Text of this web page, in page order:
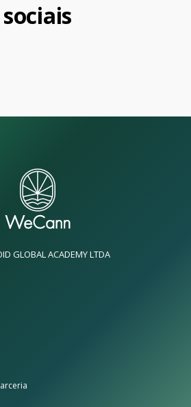
sociais
GLOBAL ACADEMY LTDA